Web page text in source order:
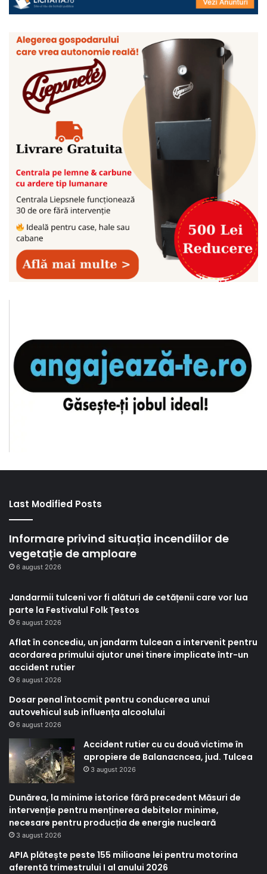
Last Modified Posts
Informare privind situația incendiilor de
vegetație de amploare
6 august 2026
Jandarmii tulceni vor fi alături de cetățenii care vor lua
parte la Festivalul Folk Țestos
6 august 2026
Aflat în concediu, un jandarm tulcean a intervenit pentru
acordarea primului ajutor unei tinere implicate într-un
accident rutier
6 august 2026
Dosar penal întocmit pentru conducerea unui
autovehicul sub influența alcoolului
6 august 2026
Accident rutier cu cu două victime în
apropiere de Balanacncea, jud. Tulcea
3 august 2026
Dunărea, la minime istorice fără precedent Măsuri de
intervenție pentru menținerea debitelor minime,
necesare pentru producția de energie nucleară
3 august 2026
APIA plătește peste 155 milioane lei pentru motorina
aferentă trimestrului I al anului 2026